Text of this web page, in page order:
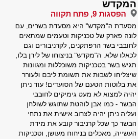
המקדש
הפסגות 9, פתח תקווה
מסעדת ה"מקדש" היא מסעדת בשרים, עם
לונה פארק של טכניקות וטעמים שמתאים
לחובבי בשר הרפתקנים, לקרניבורים וגם
לכאלו שלא. ה"מקדש" בניצוחו של לירן בלו,
תגיש בשר בטכניקות משוכללות ומגוונות
שיצליחו לשבות את תשומת ליבם ולעורר
את בלוטות הטעם של הסועדים! עוד ניתן
יהיה למצוא לא מעט גימיקים לחובבי
הבשר - כמו אבן לוהטת שתוגש לשולחן
ועליה ניתן יהיה לצרוב אישית את נתחי
הבשר כך שכל קרניבור קובע את מידת
העשייה, מאכלים בניחוח מעושן, וטכניקות